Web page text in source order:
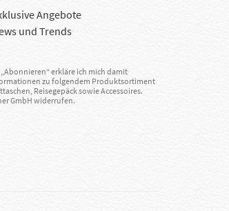
Angebote
und Trends
erkläre ich mich damit
zu folgendem Produktsortiment
Reisegepäck sowie Accessoires.
GmbH widerrufen.